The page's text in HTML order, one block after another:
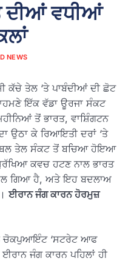
ਦੀਆਂ ਵਧੀਆਂ
NEWS
ਕੱਚੇ ਤੇਲ ‘ਤੇ ਪਾਬੰਦੀਆਂ ਦੀ ਛੋਟ
ਇੱਕ ਵੱਡਾ ਊਰਜਾ ਸੰਕਟ
ਤੋਂ ਭਾਰਤ, ਵਾਸ਼ਿੰਗਟਨ
ਉਠਾ ਕੇ ਰਿਆਇਤੀ ਦਰਾਂ ‘ਤੇ
ਤੇਲ ਸੰਕਟ ਤੋਂ ਬਚਿਆ ਹੋਇਆ
ਕਵਚ ਹਟਣ ਨਾਲ ਭਾਰਤ
ਗਿਆ ਹੈ, ਅਤੇ ਇਹ ਬਦਲਾਅ
ਈਰਾਨ ਜੰਗ ਕਾਰਨ ਹੋਰਮੁਜ਼
ਚੋਕਪੁਆਇੰਟ ‘ਸਟਰੇਟ ਆਫ
ਜੰਗ ਕਾਰਨ ਪਹਿਲਾਂ ਹੀ